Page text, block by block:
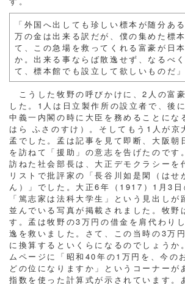
「外国へ出しても珍しい標本が随分あ
万の金は出来る訳だが、僕の集めた標
て、この急場を救ってくれる富豪が日
か。出来る事ならば散逸せず、なるべ
て、標本館でも設立して欲しいものだ」
こうした牧野の呼びかけに、2人の富
した。1人は日立製作所の設立者で、後
中義一内閣の時に大臣を務めることにな
はら ふさのすけ）。そしてもう1人が京
孟でした。孟は記事を見て即断、大阪朝
を訪ねて「援助」の意志を告げたのです
訪ねた社会部長は、大正デモクラシーを
リストで批評家の「長谷川如是閑（はせ
ん）」でした。大正6年（1917）1月3日
「篤志家は法科大学生」という見出しが
並んでいる写真が掲載されました。牧野
す。孟は牧野の3万円の借金を肩代わり
逸を救いました。さて、この当時の3万
に換算するといくらになるのでしょうか
ムページに「昭和40年の1万円を、今の
どの位になりますか」というコーナーが
指数を使った計算式が示されています。